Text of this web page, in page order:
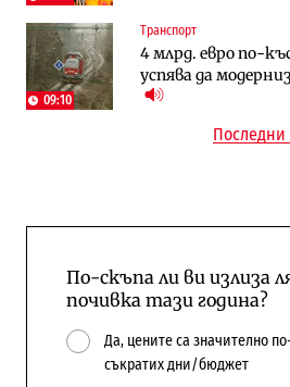
09:10
Транспорт
4 млрд. евро по-
успява да
АЕЦ „Козлодуй“
няколко седмици,
Лекарствата за
попадат в капан
поръчки?
Последни
По-скъпа ли ви излиза
почивка тази година?
Да, цените са значително
съкратих дни/бюджет